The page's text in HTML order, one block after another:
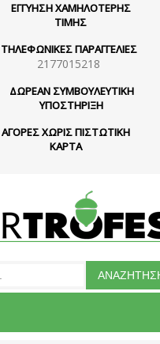
ΕΓΓΥΗΣΗ ΧΑΜΗΛΟΤΕΡΗΣ
ΤΙΜΗΣ
ΤΗΛΕΦΩΝΙΚΕΣ ΠΑΡΑΓΓΕΛΙΕΣ
2177015218
ΔΩΡΕΑΝ ΣΥΜΒΟΥΛΕΥΤΙΚΗ
ΥΠΟΣΤΗΡΙΞΗ
ΑΓΟΡΕΣ ΧΩΡΙΣ ΠΙΣΤΩΤΙΚΗ
ΚΑΡΤΑ